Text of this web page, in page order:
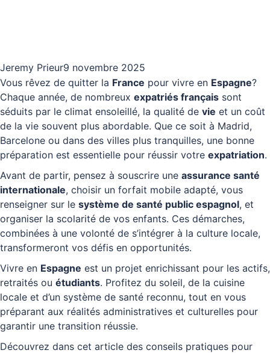
Jeremy Prieur9 novembre 2025
Vous rêvez de quitter la France pour vivre en Espagne?
Chaque année, de nombreux expatriés français sont
séduits par le climat ensoleillé, la qualité de vie et un coût
de la vie souvent plus abordable. Que ce soit à Madrid,
Barcelone ou dans des villes plus tranquilles, une bonne
préparation est essentielle pour réussir votre expatriation.
Avant de partir, pensez à souscrire une assurance santé
internationale, choisir un forfait mobile adapté, vous
renseigner sur le système de santé public espagnol, et
organiser la scolarité de vos enfants. Ces démarches,
combinées à une volonté de s’intégrer à la culture locale,
transformeront vos défis en opportunités.
Vivre en Espagne est un projet enrichissant pour les actifs,
retraités ou étudiants. Profitez du soleil, de la cuisine
locale et d’un système de santé reconnu, tout en vous
préparant aux réalités administratives et culturelles pour
garantir une transition réussie.
Découvrez dans cet article des conseils pratiques pour